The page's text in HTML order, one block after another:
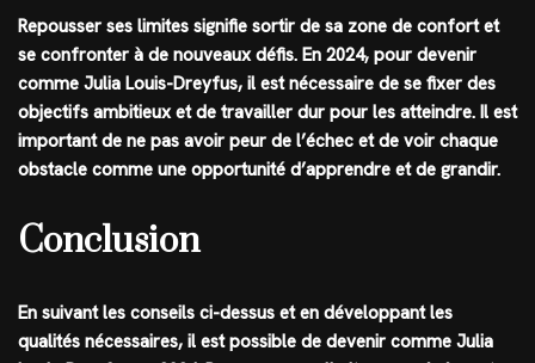
Repousser ses limites signifie sortir de sa zone de confort et
se confronter à de nouveaux défis. En 2024, pour devenir
comme Julia Louis-Dreyfus, il est nécessaire de se fixer des
objectifs ambitieux et de travailler dur pour les atteindre. Il est
important de ne pas avoir peur de l’échec et de voir chaque
obstacle comme une opportunité d’apprendre et de grandir.
Conclusion
En suivant les conseils ci-dessus et en développant les
qualités nécessaires, il est possible de devenir comme Julia